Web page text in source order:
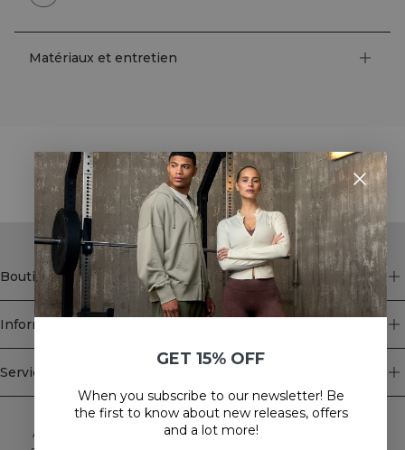
Matériaux et entretien
STYLE WITH
Boutique
Information
Service client
Newsletter
Abonnez-vous à notre newsletter! Recevez des offres
GET 15% OFF
When you subscribe to our newsletter! Be
the first to know about new releases, offers
and a lot more!